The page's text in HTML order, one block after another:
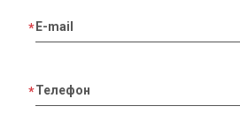
E-mail
Телефон